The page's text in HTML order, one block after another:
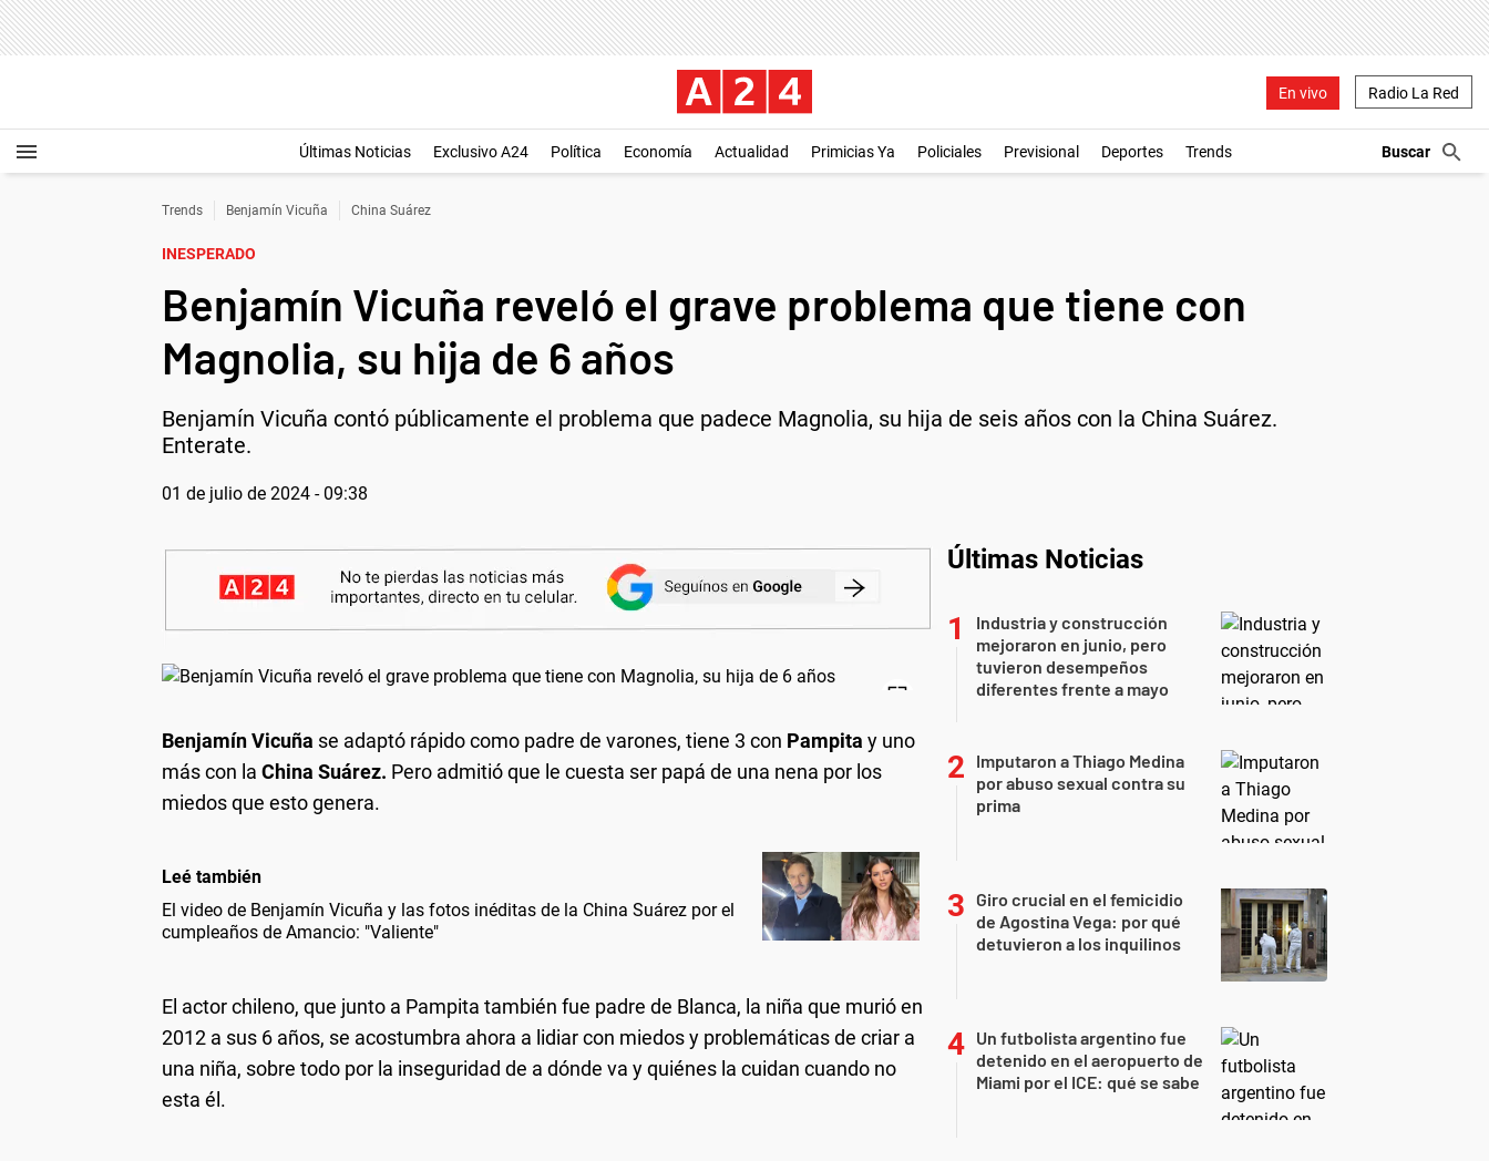
En vivo Radio La Red
Últimas Noticias Exclusivo A24 Política Economía Actualidad Primicias Ya Policiales Previsional Deportes Trends
Trends Benjamín Vicuña China Suárez
INESPERADO
Benjamín Vicuña reveló el grave problema que tiene con
Magnolia, su hija de 6 años
Benjamín Vicuña contó públicamente el problema que padece Magnolia, su hija de seis años con la China Suárez.
Enterate.
01 de julio de 2024 - 09:38
Benjamín Vicuña se adaptó rápido como padre de varones, tiene 3 con Pampita y uno
más con la China Suárez. Pero admitió que le cuesta ser papá de una nena por los
miedos que esto genera.
Leé también
El video de Benjamín Vicuña y las fotos inéditas de la China Suárez por el
cumpleaños de Amancio: "Valiente"
El actor chileno, que junto a Pampita también fue padre de Blanca, la niña que murió en
2012 a sus 6 años, se acostumbra ahora a lidiar con miedos y problemáticas de criar a
una niña, sobre todo por la inseguridad de a dónde va y quiénes la cuidan cuando no
esta él.
Últimas Noticias
Industria y construcción
mejoraron en junio, pero
tuvieron desempeños
diferentes frente a mayo
Imputaron a Thiago Medina
por abuso sexual contra su
prima
Giro crucial en el femicidio
de Agostina Vega: por qué
detuvieron a los inquilinos
Un futbolista argentino fue
detenido en el aeropuerto de
Miami por el ICE: qué se sabe